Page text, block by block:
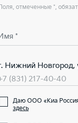
отмеченные *,
*
Нижний Новгород,
(831) 217-40-40
Даю ООО «Киа Россия
здесь